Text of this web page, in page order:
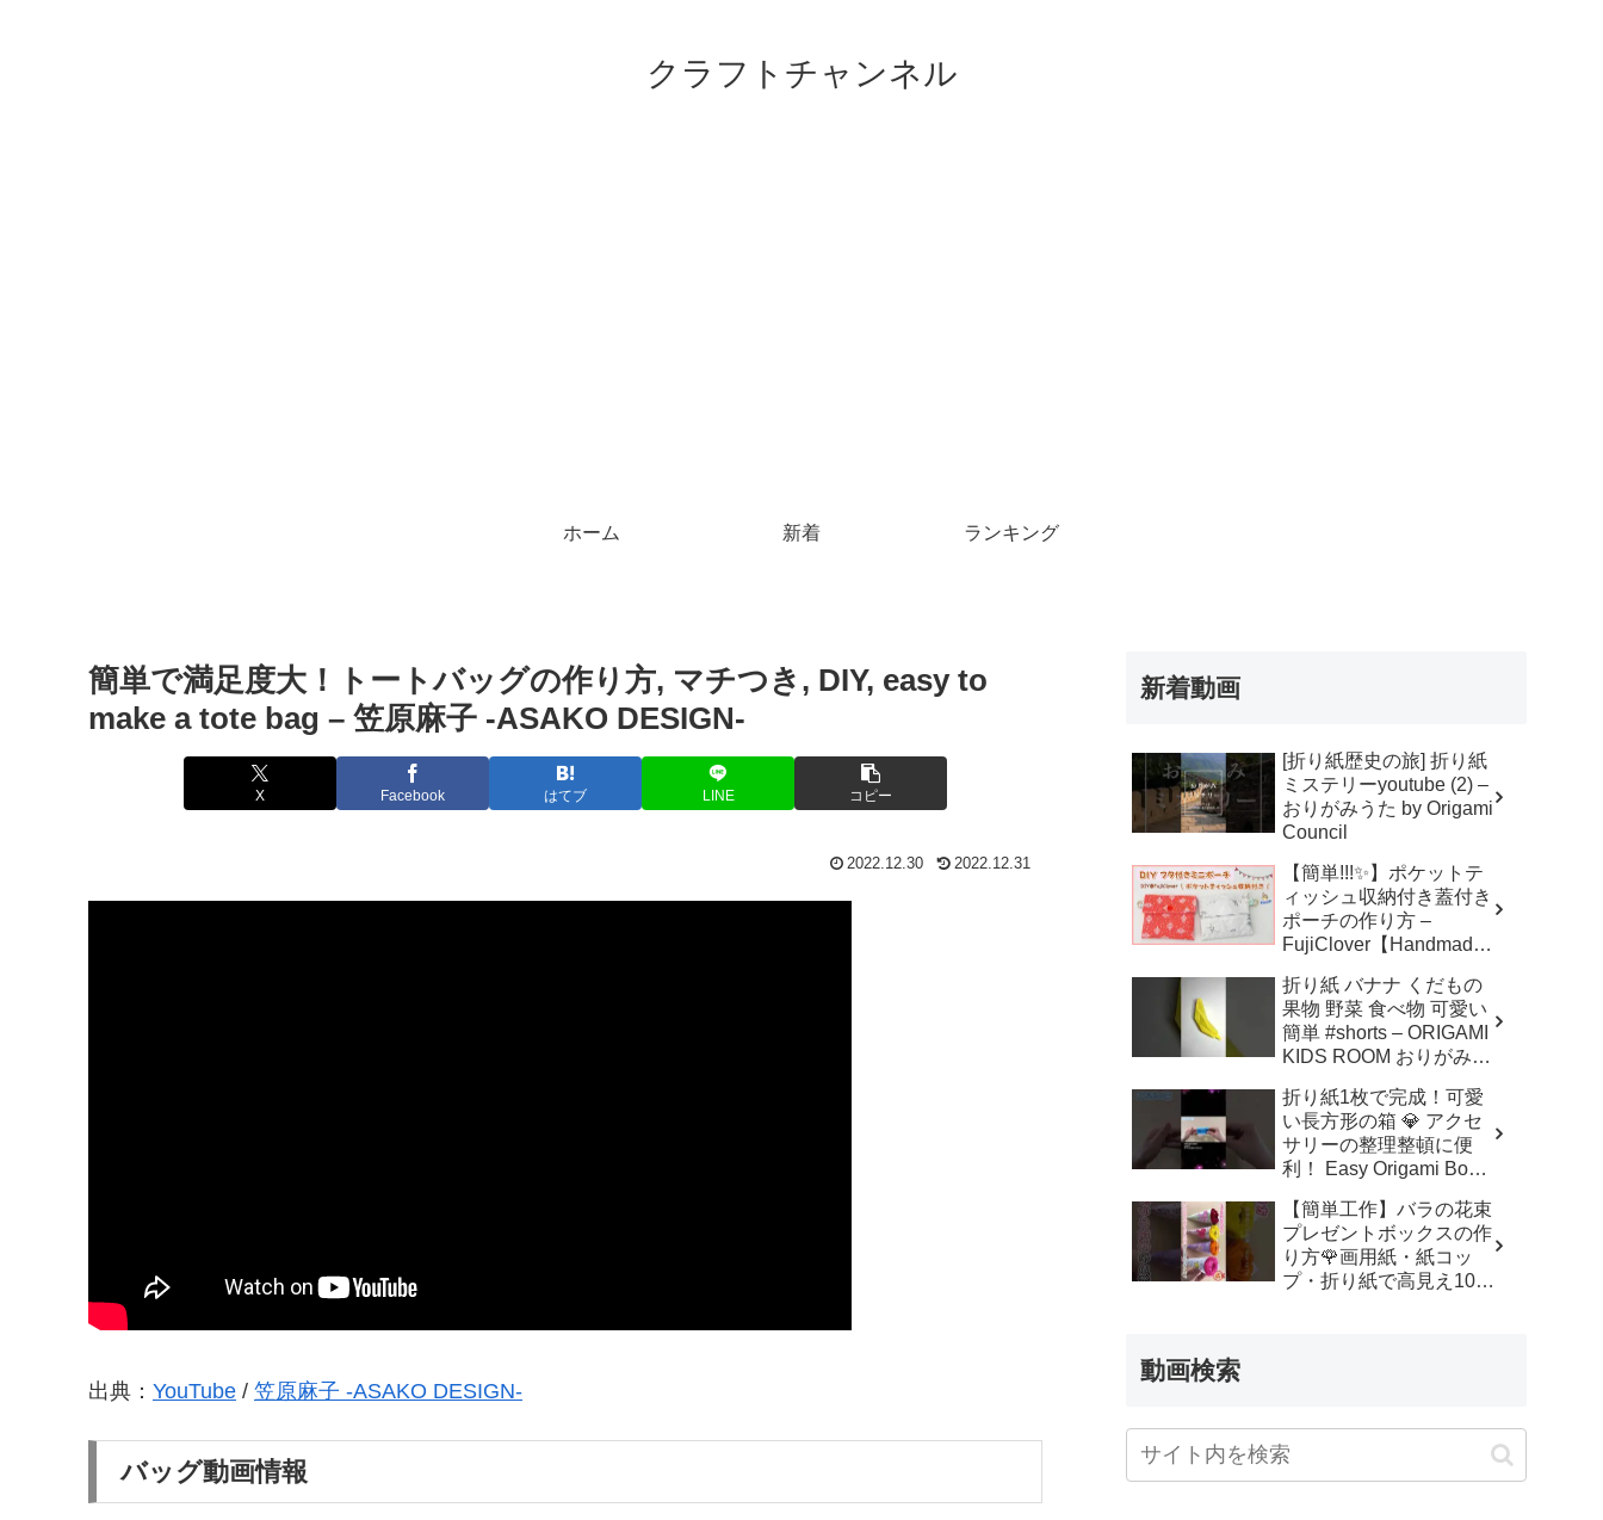
クラフトチャンネル
ホーム 新着 ランキング
簡単で満足度大！トートバッグの作り方, マチつき, DIY, easy to
make a tote bag – 笠原麻子 -ASAKO DESIGN-
X Facebook はてブ LINE コピー
2022.12.30 2022.12.31
出典： YouTube / 笠原麻子 -ASAKO DESIGN-
バッグ動画情報
新着動画
[折り紙歴史の旅] 折り紙
ミステリーyoutube (2) –
おりがみうた by Origami
Council
【簡単!!!✨】ポケットテ
ィッシュ収納付き蓋付き
ポーチの作り方 –
FujiClover【Handmade
折り紙 バナナ くだもの
果物 野菜 食べ物 可愛い
簡単 #shorts – ORIGAMI
KIDS ROOM おりがみキ
折り紙1枚で完成！可愛
い長方形の箱 💎 アクセ
サリーの整理整頓に便
利！ Easy Origami Box |
子 クリスマス 箱 は
こ – Origami hana’s
channel
【簡単工作】バラの花束
プレゼントボックスの作
り方🌹画用紙・紙コッ
プ・折り紙で高見え100
動画検索